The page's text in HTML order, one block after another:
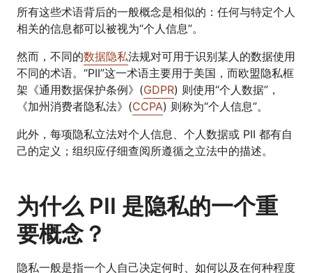
所有这些术语背后的一般概念是相似的：任何与特定个人
相关的信息都可以被视为“个人信息”。
然而，不同的数据隐私法规对可用于识别某人的数据使用
不同的术语。“PII”这一术语主要用于美国，而欧盟隐私框
架《通用数据保护条例》(GDPR) 则使用“个人数据”，
《加州消费者隐私法》(CCPA) 则称为“个人信息”。
此外，每项隐私立法对个人信息、个人数据或 PII 都有自
己的定义；组织应仔细查阅所遵循之立法中的描述。
为什么 PII 是隐私的一个重
要概念？
隐私一般是指一个人自己决定何时、如何以及在何种程度